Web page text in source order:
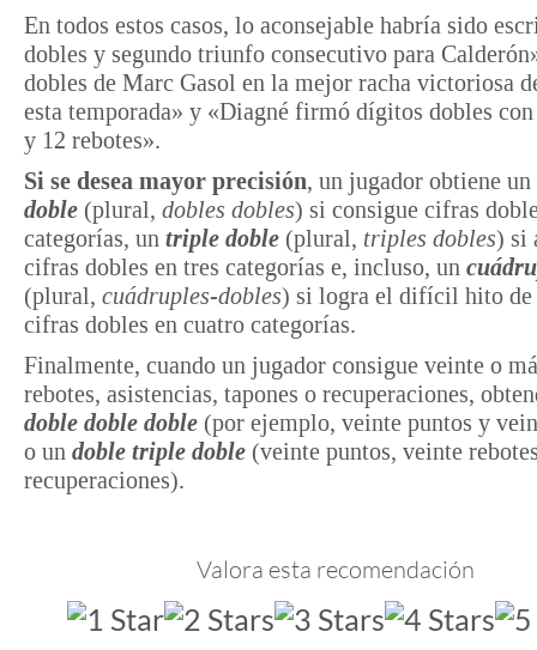
En todos estos casos, lo aconsejable habría sido
dobles y segundo triunfo consecutivo para
dobles de Marc Gasol en la mejor racha victoriosa
esta temporada» y «Diagné firmó dígitos dobles
y 12 rebotes».
Si se desea mayor precisión, un jugador obtiene un
doble (plural, dobles dobles) si consigue cifras
categorías, un triple doble (plural, triples dobles) si
cifras dobles en tres categorías e, incluso, un
(plural, cuádruples-dobles) si logra el difícil hito de
cifras dobles en cuatro categorías.
Finalmente, cuando un jugador consigue veinte o
rebotes, asistencias, tapones o recuperaciones,
doble doble doble (por ejemplo, veinte puntos y
o un doble triple doble (veinte puntos, veinte
recuperaciones).
Valora esta recomendación